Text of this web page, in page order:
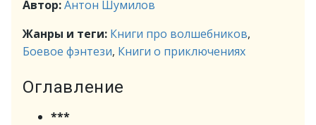
Автор:Антон Шумилов
Жанры и теги: Книги про волшебников,
Боевое фэнтези, Книги о приключениях
Оглавление
***